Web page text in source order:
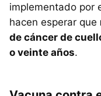
implementado por
hacen esperar que
de cáncer de
o veinte años.